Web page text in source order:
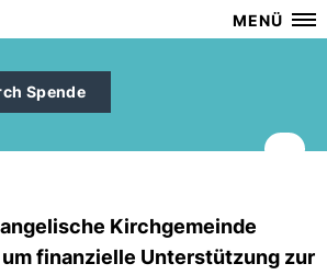
MENÜ
Spende
Kirchgemeinde
finanzielle Unterstützung zur